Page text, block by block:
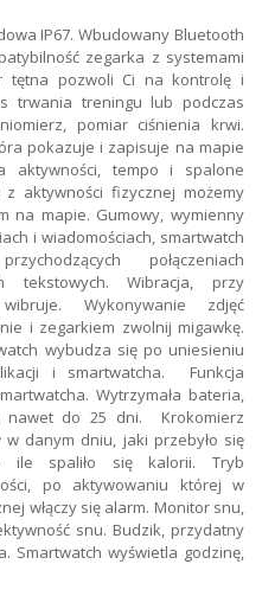
IP67. Wbudowany Bluetooth
zegarka z systemami
tętna pozwoli Ci na kontrolę i
trwania treningu lub podczas
pomiar ciśnienia krwi.
pokazuje i zapisuje na mapie
aktywności, tempo i spalone
aktywności fizycznej możemy
na mapie. Gumowy, wymienny
i wiadomościach, smartwatch
połączeniach
tekstowych. Wibracja, przy
Wykonywanie zdjęć
i zegarkiem zwolnij migawkę.
wybudza się po uniesieniu
i smartwatcha. Funkcja
Wytrzymała bateria,
nawet do 25 dni. Krokomierz
danym dniu, jaki przebyło się
ile spaliło się kalorii. Tryb
po aktywowaniu której w
włączy się alarm. Monitor snu,
snu. Budzik, przydatny
Smartwatch wyświetla godzinę,